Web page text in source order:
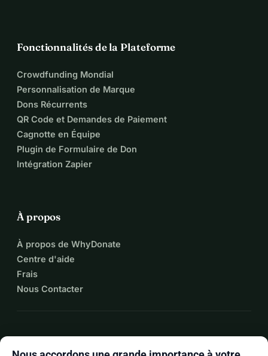
Fonctionnalités de la Plateforme
Crowdfunding Mondial
Personnalisation de Marque
Dons Récurrents
QR Code et Demandes de Paiement
Cagnotte en Équipe
Plugin de Formulaire de Don
Intégration Zapier
À propos
À propos de WhyDonate
Centre d'aide
Frais
Nous Contacter